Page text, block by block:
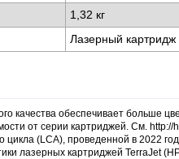
1,32 кг
Лазерный картридж
качества обеспечивает больше
от серии картриджей. См. http://
цикла (LCA), проведенной в 2022
лазерных картриджей TerraJet